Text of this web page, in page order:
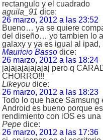
rectangulo y el cuadrado
aguila_91 dice:
26 marzo, 2012 a las 23:52
Bueno… ya se quiere
del diseño… yo tambien lo
galaxy y ya es igual al
Mauricio Basso dice:
26 marzo, 2012 a las 18:24
jajajajajajajaj pero q
CHORRO!!!
Likeyou dice:
26 marzo, 2012 a las 18:23
Todo lo que hace
Android es bueno porque
rendimiento con iOS es
Pepe dice:
26 marzo, 2012 a las 17:36